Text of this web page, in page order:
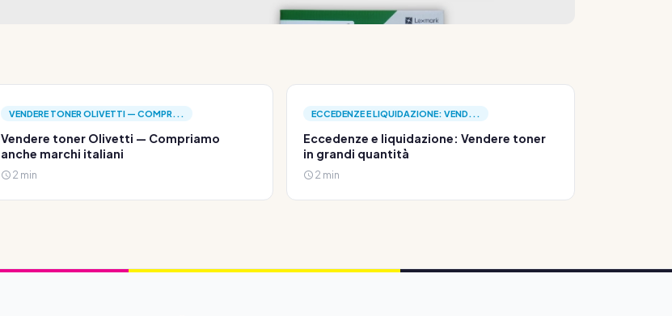
VENDERE TONER OLIVETTI — COMPR...
Vendere toner Olivetti — Compriamo
anche marchi italiani
2 min
ECCEDENZE E LIQUIDAZIONE: VEND...
Eccedenze e liquidazione: Vendere toner
in grandi quantità
2 min